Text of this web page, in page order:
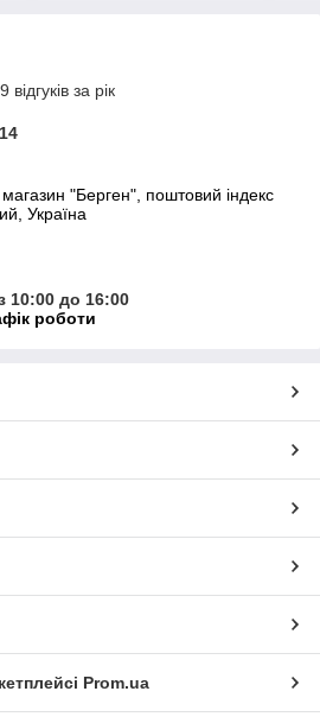
за рік
"Берген", поштовий індекс
Україна
10:00 до 16:00
роботи
Prom.ua